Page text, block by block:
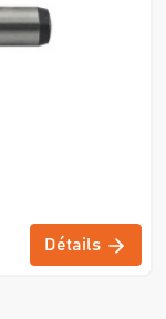
Détails